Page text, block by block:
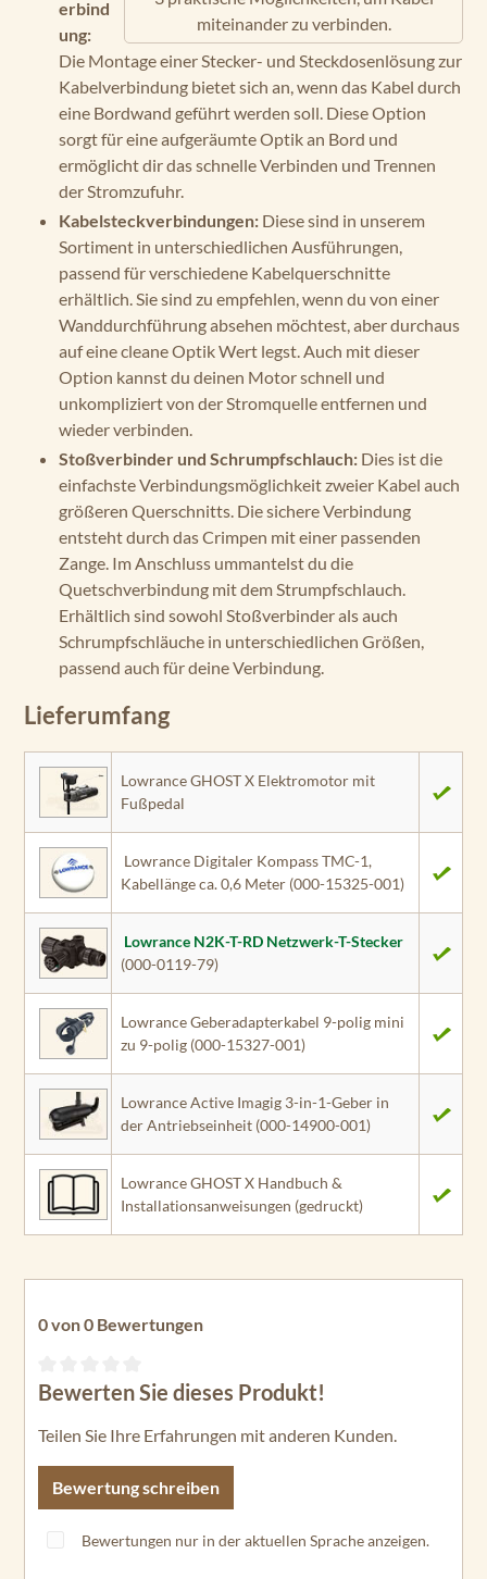
miteinander zu verbinden.
erbind
ung:
Die Montage einer Stecker- und Steckdosenlösung zur
Kabelverbindung bietet sich an, wenn das Kabel durch
eine Bordwand geführt werden soll. Diese Option
sorgt für eine aufgeräumte Optik an Bord und
ermöglicht dir das schnelle Verbinden und Trennen
der Stromzufuhr.
Kabelsteckverbindungen: Diese sind in unserem
Sortiment in unterschiedlichen Ausführungen,
passend für verschiedene Kabelquerschnitte
erhältlich. Sie sind zu empfehlen, wenn du von einer
Wanddurchführung absehen möchtest, aber durchaus
auf eine cleane Optik Wert legst. Auch mit dieser
Option kannst du deinen Motor schnell und
unkompliziert von der Stromquelle entfernen und
wieder verbinden.
Stoßverbinder und Schrumpfschlauch: Dies ist die
einfachste Verbindungsmöglichkeit zweier Kabel auch
größeren Querschnitts. Die sichere Verbindung
entsteht durch das Crimpen mit einer passenden
Zange. Im Anschluss ummantelst du die
Quetschverbindung mit dem Strumpfschlauch.
Erhältlich sind sowohl Stoßverbinder als auch
Schrumpfschläuche in unterschiedlichen Größen,
passend auch für deine Verbindung.
Lieferumfang
Lowrance GHOST X Elektromotor mit
Fußpedal
Lowrance Digitaler Kompass TMC-1,
Kabellänge ca. 0,6 Meter (000-15325-001)
Lowrance N2K-T-RD Netzwerk-T-Stecker
(000-0119-79)
Lowrance Geberadapterkabel 9-polig mini
zu 9-polig (000-15327-001)
Lowrance Active Imagig 3-in-1-Geber in
der Antriebseinheit (000-14900-001)
Lowrance GHOST X Handbuch &
Installationsanweisungen (gedruckt)
0 von 0 Bewertungen
Durchschnittliche Bewertung von 0 von 5 Sternen
Bewerten Sie dieses Produkt!
Teilen Sie Ihre Erfahrungen mit anderen Kunden.
Bewertung schreiben
Bewertungen nur in der aktuellen Sprache anzeigen.